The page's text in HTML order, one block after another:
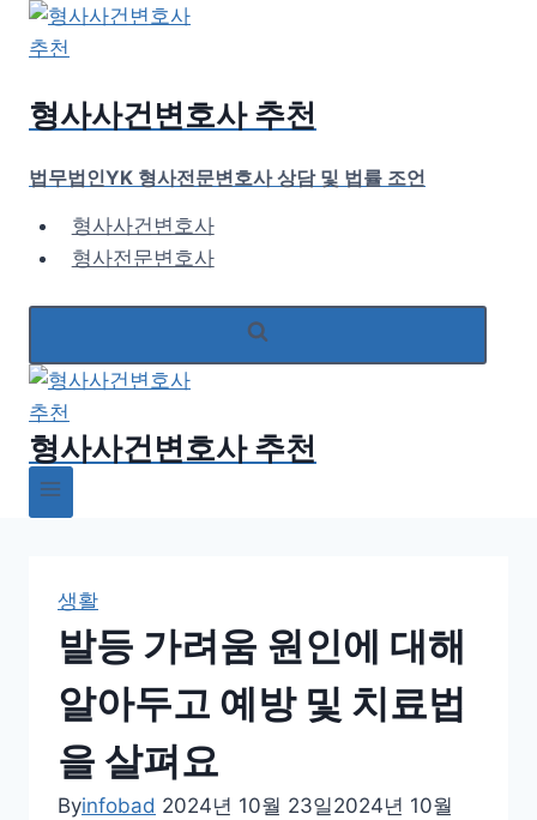
Skip
형사사건변호사 추천
법무법인YK 형사전문변호사 상담 및 법률 조언
형사사건변호사
형사전문변호사
형사사건변호사 추천
생활
발등 가려움 원인에 대해
알아두고 예방 및 치료법
을 살펴요
Byinfobad 2024년 10월 23일2024년 10월